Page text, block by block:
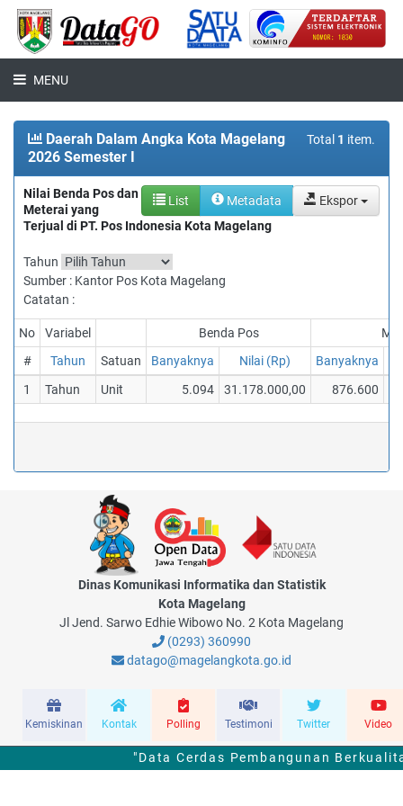
MENU
Total 1 item.
Daerah Dalam Angka Kota Magelang
2026 Semester I
List Metadata Ekspor
Nilai Benda Pos dan
Meterai yang
Terjual di PT. Pos Indonesia Kota Magelang
Tahun
Sumber : Kantor Pos Kota Magelang
Catatan :
No Variabel Benda Pos
#
Tahun Satuan Banyaknya Nilai (Rp)
Banyaknya
1
Tahun Unit 5.094 31.178.000,00 876.600
Dinas Komunikasi Informatika dan Statistik
Kota Magelang
Jl Jend. Sarwo Edhie Wibowo No. 2 Kota Magelang
(0293) 360990
datago@magelangkota.go.id
Kemiskinan Kontak Polling Testimoni Twitter Video
"Data Cerdas Pembangunan